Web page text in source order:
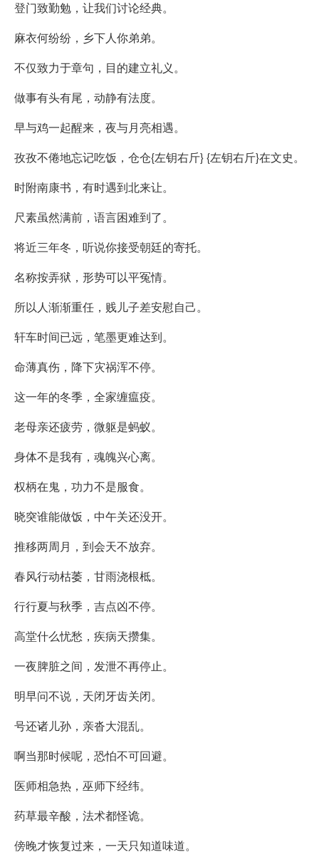
登门致勤勉，让我们讨论经典。
麻衣何纷纷，乡下人你弟弟。
不仅致力于章句，目的建立礼义。
做事有头有尾，动静有法度。
早与鸡一起醒来，夜与月亮相遇。
孜孜不倦地忘记吃饭，仓仓{左钥右斤} {左钥右斤}在文史。
时附南康书，有时遇到北来让。
尺素虽然满前，语言困难到了。
将近三年冬，听说你接受朝廷的寄托。
名称按弄狱，形势可以平冤情。
所以人渐渐重任，贱儿子差安慰自己。
轩车时间已远，笔墨更难达到。
命薄真伤，降下灾祸浑不停。
这一年的冬季，全家缠瘟疫。
老母亲还疲劳，微躯是蚂蚁。
身体不是我有，魂魄兴心离。
权柄在鬼，功力不是服食。
晓突谁能做饭，中午关还没开。
推移两周月，到会天不放弃。
春风行动枯萎，甘雨浇根柢。
行行夏与秋季，吉点凶不停。
高堂什么忧愁，疾病天攒集。
一夜脾脏之间，发泄不再停止。
明早问不说，天闭牙齿关闭。
号还诸儿孙，亲沓大混乱。
啊当那时候呢，恐怕不可回避。
医师相急热，巫师下经纬。
药草最辛酸，法术都怪诡。
傍晚才恢复过来，一天只知道味道。